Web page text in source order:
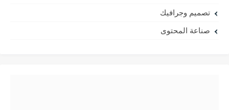
تصميم وجرافيك
صناعة المحتوى